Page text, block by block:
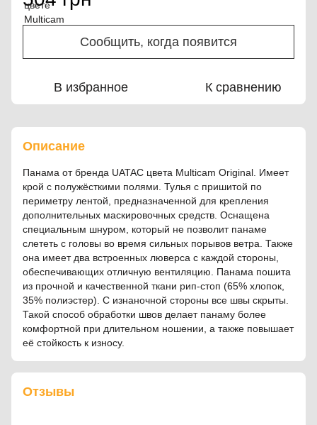
Сообщить, когда появится
В избранное К сравнению
Описание
Панама от бренда UATAC цвета Multicam Original. Имеет
крой с полужёсткими полями. Тулья с пришитой по
периметру лентой, предназначенной для крепления
дополнительных маскировочных средств. Оснащена
специальным шнуром, который не позволит панаме
слететь с головы во время сильных порывов ветра. Также
она имеет два встроенных люверса с каждой стороны,
обеспечивающих отличную вентиляцию. Панама пошита
из прочной и качественной ткани рип-стоп (65% хлопок,
35% полиэстер). С изнаночной стороны все швы скрыты.
Такой способ обработки швов делает панаму более
комфортной при длительном ношении, а также повышает
её стойкость к износу.
Отзывы